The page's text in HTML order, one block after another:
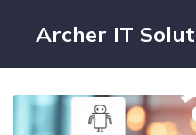
Archer IT